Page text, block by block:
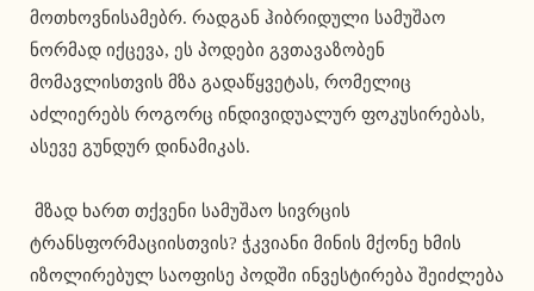
მოთხოვნისამებრ. რადგან ჰიბრიდული სამუშაო
ნორმად იქცევა, ეს პოდები გვთავაზობენ
მომავლისთვის მზა გადაწყვეტას, რომელიც
აძლიერებს როგორც ინდივიდუალურ ფოკუსირებას,
ასევე გუნდურ დინამიკას.
ტრანსფორმაციისთვის? ჭკვიანი მინის მქონე ხმის
იზოლირებულ საოფისე პოდში ინვესტირება შეიძლება